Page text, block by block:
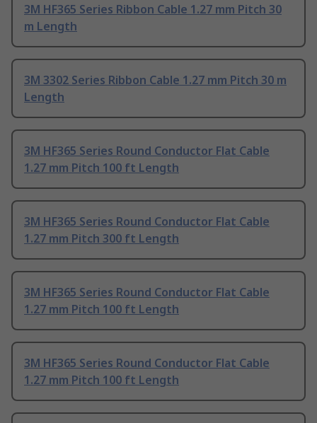
3M HF365 Series Ribbon Cable 1.27 mm Pitch 30
m Length
3M 3302 Series Ribbon Cable 1.27 mm Pitch 30 m
Length
3M HF365 Series Round Conductor Flat Cable
1.27 mm Pitch 100 ft Length
3M HF365 Series Round Conductor Flat Cable
1.27 mm Pitch 300 ft Length
3M HF365 Series Round Conductor Flat Cable
1.27 mm Pitch 100 ft Length
3M HF365 Series Round Conductor Flat Cable
1.27 mm Pitch 100 ft Length